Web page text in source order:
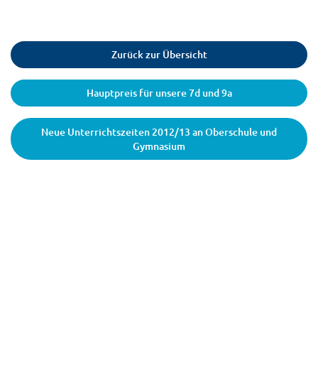
Zurück zur Übersicht
Hauptpreis für unsere 7d und 9a
Neue Unterrichtszeiten 2012/13 an Oberschule und
Gymnasium